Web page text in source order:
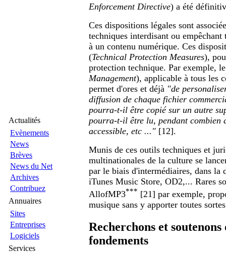
Actualités
Evènements
News
Brèves
News du Net
Archives
Contribuez
Annuaires
Sites
Entreprises
Logiciels
Services
Enforcement Directive) a été
Ces dispositions légales sont
techniques interdisant ou empêchant
à un contenu numérique. Ces
(Technical Protection Measures),
protection technique. Par exemple,
Management), applicable à tous les
permet d'ores et déjà "de
diffusion de chaque fichier
pourra-t-il être copié sur un autre
pourra-t-il être lu, pendant combien
accessible, etc ..." [12].
Munis de ces outils techniques et
multinationales de la culture se
par le biais d'intermédiaires, dans
iTunes Music Store, OD2,... Rares
AllofMP3*** [21] par exemple,
musique sans y apporter toutes
Recherchons et soutenons
fondements